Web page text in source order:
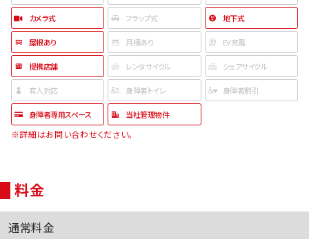
カメラ式 フラップ式 地下式
屋根あり 月極あり EV充電
提携店舗 レンタサイクル シェアサイクル
有人対応 身障者トイレ 身障者割引
身障者専用スペース 当社管理物件
※詳細はお問い合わせください。
料金
通常料金